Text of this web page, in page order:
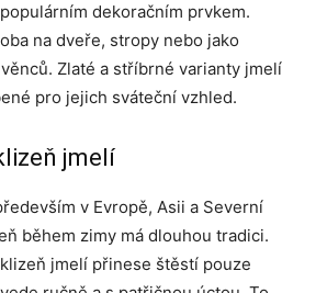
dekoračním prvkem.
na dveře, stropy nebo jako
Zlaté a stříbrné varianty jmelí
pro jejich sváteční vzhled.
jmelí
v Evropě, Asii a Severní
během zimy má dlouhou tradici.
jmelí přinese štěstí pouze